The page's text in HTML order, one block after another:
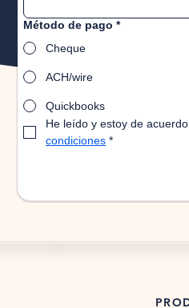
Método de pago *
Cheque
ACH/wire
Quickbooks
He leído y estoy de
condiciones *